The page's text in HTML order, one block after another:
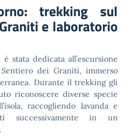
trekking sul
e laboratorio
stata dedicata all’escursione
dei Graniti, immerso
Durante il trekking gli
riconoscere diverse specie
raccogliendo lavanda e
successivamente in un